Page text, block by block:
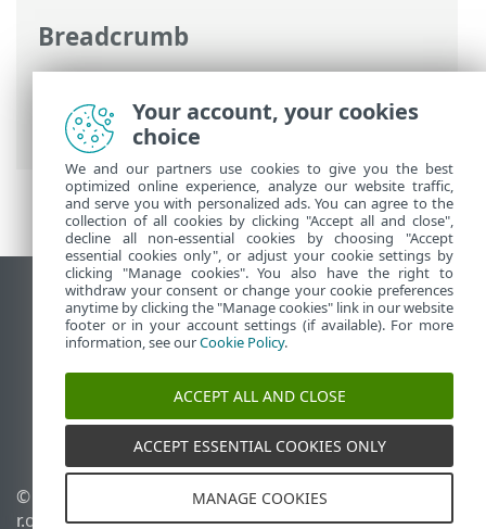
Breadcrumb
Ηλεκτρονική βοήθεια ESET>ESET
Security Ultimate>Εργασία με το ESET
Security Ultimate
> Ενημέρωση
Προβολή ιστότοπου επιφάνειας εργασίας
End of Life
Γνωσιακή βάση ESET
Ομάδα συζήτησης ESET
ESET Status Portal
Τοπική υποστήριξη
© 1992 - 2025 ESET, spol. s
r.o. - Με την επιφύλαξη
Διαχείριση cookies
Πολιτική cookie
Your account, your cookies
choice
We and our partners use cookies to give you the best
optimized online experience, analyze our website traffic,
and serve you with personalized ads. You can agree to the
collection of all cookies by clicking "Accept all and close",
decline all non-essential cookies by choosing "Accept
essential cookies only", or adjust your cookie settings by
clicking "Manage cookies". You also have the right to
withdraw your consent or change your cookie preferences
anytime by clicking the "Manage cookies" link in our website
footer or in your account settings (if available). For more
information, see ourCookie Policy.
ACCEPT ALL AND CLOSE
ACCEPT ESSENTIAL COOKIES ONLY
MANAGE COOKIES